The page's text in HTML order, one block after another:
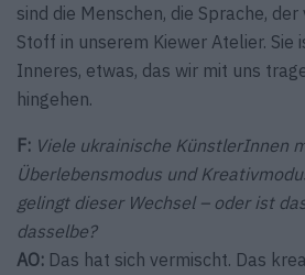
sind die Menschen, die Sprache,
Stoff in unserem Kiewer Atelier. Sie
Inneres, etwas, das wir mit uns
hingehen.
F: Viele ukrainische KünstlerInnen
Überlebensmodus und
gelingt dieser Wechsel – oder ist
dasselbe?
AO: Das hat sich vermischt. Das